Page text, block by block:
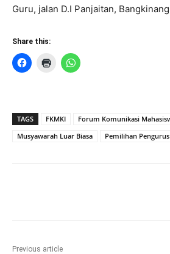
Guru, jalan D.I Panjaitan,
Share this:
TAGS FKMKI
Forum Komunikasi
Musyawarah Luar Biasa
Pemilihan Pengurus
Previous article